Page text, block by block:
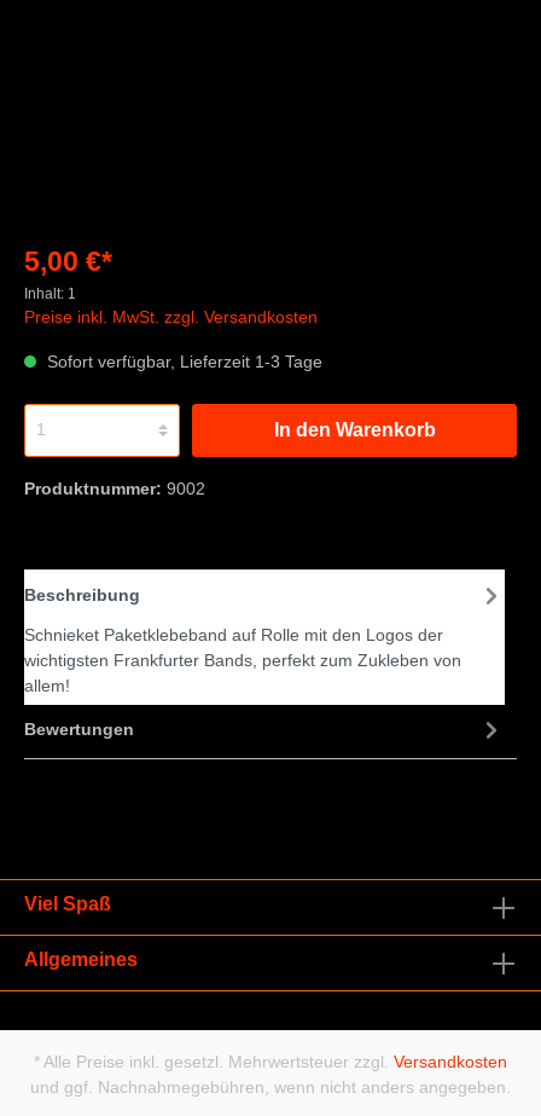
5,00 €*
Inhalt: 1
Preise inkl. MwSt. zzgl. Versandkosten
Sofort verfügbar, Lieferzeit 1-3 Tage
In den Warenkorb
Produktnummer: 9002
Beschreibung
Schnieket Paketklebeband auf Rolle mit den Logos der
wichtigsten Frankfurter Bands, perfekt zum Zukleben von
allem!
Bewertungen
Viel Spaß
Allgemeines
* Alle Preise inkl. gesetzl. Mehrwertsteuer zzgl. Versandkosten
und ggf. Nachnahmegebühren, wenn nicht anders angegeben.